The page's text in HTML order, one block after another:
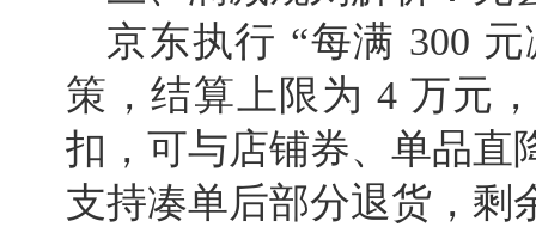
京东执行 “每满 300
策，结算上限为 4 万元
扣，可与店铺券、单品直
支持凑单后部分退货，剩